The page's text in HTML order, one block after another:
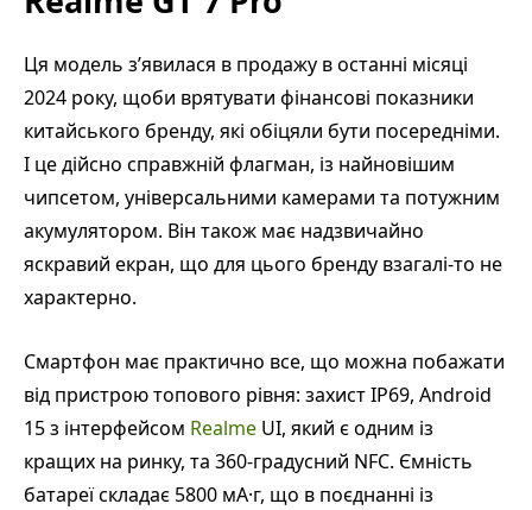
Ця модель з’явилася в продажу в останні місяці
2024 року, щоби врятувати фінансові показники
китайського бренду, які обіцяли бути посередніми.
І це дійсно справжній флагман, із найновішим
чипсетом, універсальними камерами та потужним
акумулятором. Він також має надзвичайно
яскравий екран, що для цього бренду взагалі-то не
характерно.
Смартфон має практично все, що можна побажати
від пристрою топового рівня: захист IP69, Android
15 з інтерфейсом Realme UI, який є одним із
кращих на ринку, та 360-градусний NFC. Ємність
батареї складає 5800 мА·г, що в поєднанні із